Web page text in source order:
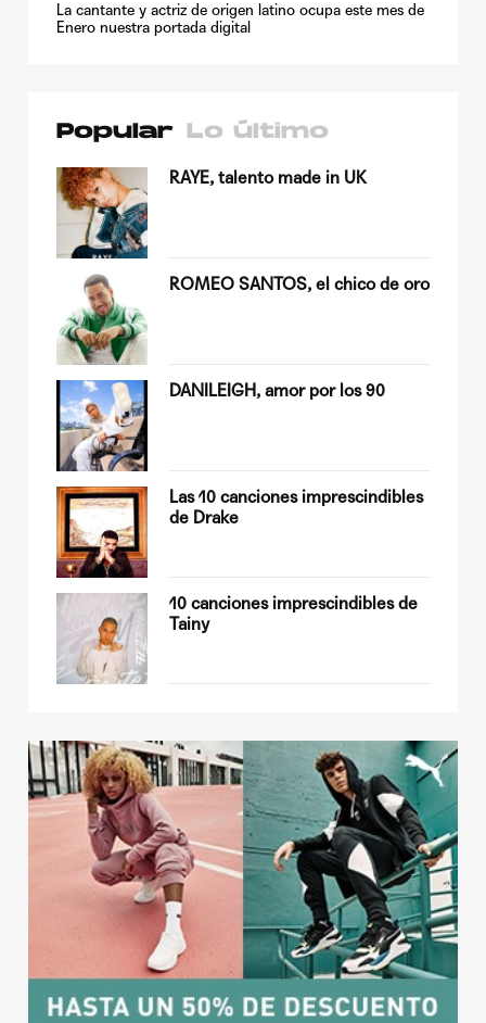
La cantante y actriz de origen latino ocupa este mes de
Enero nuestra portada digital
Popular Lo último
RAYE, talento made in UK
ROMEO SANTOS, el chico de oro
DANILEIGH, amor por los 90
Las 10 canciones imprescindibles
de Drake
10 canciones imprescindibles de
Tainy